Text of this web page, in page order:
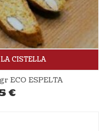
CISTELLA
ECO ESPELTA
€